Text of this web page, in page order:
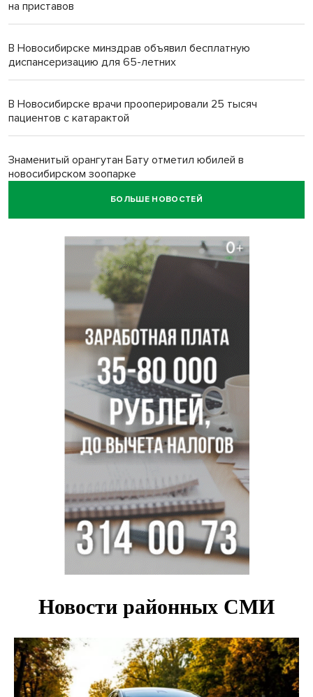
на приставов
В Новосибирске минздрав объявил бесплатную
диспансеризацию для 65-летних
В Новосибирске врачи прооперировали 25 тысяч
пациентов с катарактой
Знаменитый орангутан Бату отметил юбилей в
новосибирском зоопарке
БОЛЬШЕ НОВОСТЕЙ